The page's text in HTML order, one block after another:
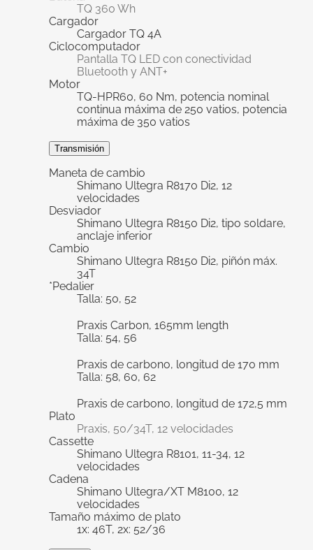
TQ 360 Wh
Cargador
Cargador TQ 4A
Ciclocomputador
Pantalla TQ LED con conectividad
Bluetooth y ANT+
Motor
TQ-HPR60, 60 Nm, potencia nominal
continua máxima de 250 vatios, potencia
máxima de 350 vatios
Transmisión
Maneta de cambio
Shimano Ultegra R8170 Di2, 12
velocidades
Desviador
Shimano Ultegra R8150 Di2, tipo soldare,
anclaje inferior
Cambio
Shimano Ultegra R8150 Di2, piñón máx.
34T
*Pedalier
Talla: 50, 52
Praxis Carbon, 165mm length
Talla: 54, 56
Praxis de carbono, longitud de 170 mm
Talla: 58, 60, 62
Praxis de carbono, longitud de 172,5 mm
Plato
Praxis, 50/34T, 12 velocidades
Cassette
Shimano Ultegra R8101, 11-34, 12
velocidades
Cadena
Shimano Ultegra/XT M8100, 12
velocidades
Tamaño máximo de plato
1x: 46T, 2x: 52/36